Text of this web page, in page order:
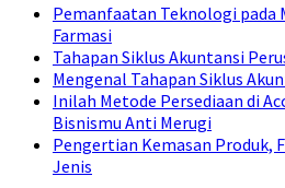
Pemanfaatan Teknologi pada
Farmasi
Tahapan Siklus Akuntansi
Mengenal Tahapan Siklus
Inilah Metode Persediaan di
Bisnismu Anti Merugi
Pengertian Kemasan Produk,
Jenis